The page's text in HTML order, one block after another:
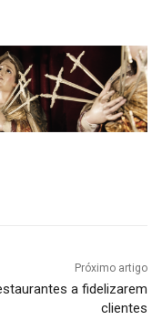
Próximo artigo
a fidelizarem
clientes